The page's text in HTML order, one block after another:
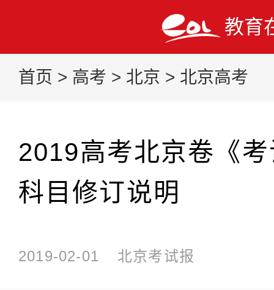
教育
首页 > 高考 > 北京 > 北京高考
2019高考北京卷《
科目修订说明
2019-02-01 北京考试报